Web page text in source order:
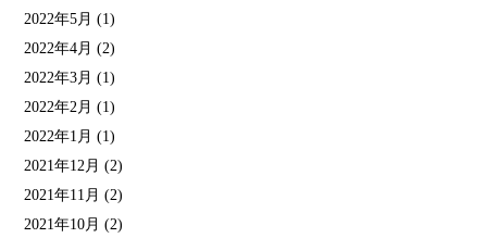
2022年5月 (1)
2022年4月 (2)
2022年3月 (1)
2022年2月 (1)
2022年1月 (1)
2021年12月 (2)
2021年11月 (2)
2021年10月 (2)